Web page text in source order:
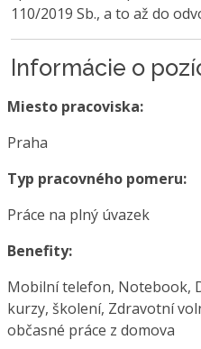
110/2019 Sb., a to až do
Informácie o
Miesto pracoviska:
Praha
Typ pracovného pomeru:
Práce na plný úvazek
Benefity:
Mobilní telefon, Notebook,
kurzy, školení, Zdravotní
občasné práce z domova